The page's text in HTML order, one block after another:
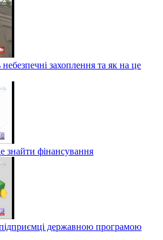
захоплення та як на це
знайти фінансування
державною програмою